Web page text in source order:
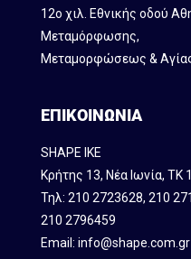
12ο χιλ. Εθνικής οδού
Mεταμόρφωσης,
Μεταμορφώσεως &
ΕΠΙΚΟΙΝΩΝΙΑ
SHAPE IKE
Κρήτης 13, Νέα Ιωνία, ΤΚ
Τηλ: 210 2723628, 210
210 2796459
Email: info@shape.com.gr